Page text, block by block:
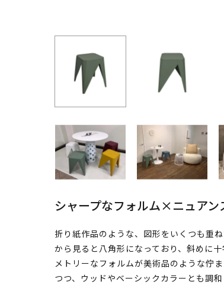
シャープなフォルム×ニュア
折り紙作品のような、図形をいくつも重
から見ると八角形になっており、斜めに
メトリーなフォルムが美術品のような佇
つつ、ウッドやベーシックカラーとも調